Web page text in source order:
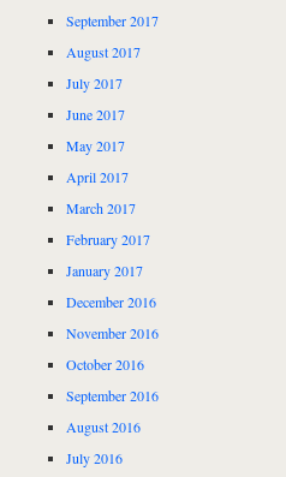
September 2017
August 2017
July 2017
June 2017
May 2017
April 2017
March 2017
February 2017
January 2017
December 2016
November 2016
October 2016
September 2016
August 2016
July 2016